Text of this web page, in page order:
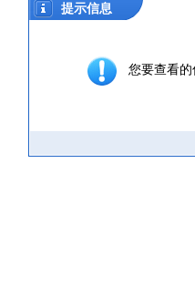
提示信息
您要查看